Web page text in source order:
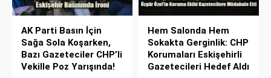
AK Parti Basın İçin
Sağa Sola Koşarken,
Bazı Gazeteciler CHP’li
Vekille Poz Yarışında!
Hem Salonda Hem
Sokakta Gerginlik: CHP
Korumaları Eskişehirli
Gazetecileri Hedef Aldı